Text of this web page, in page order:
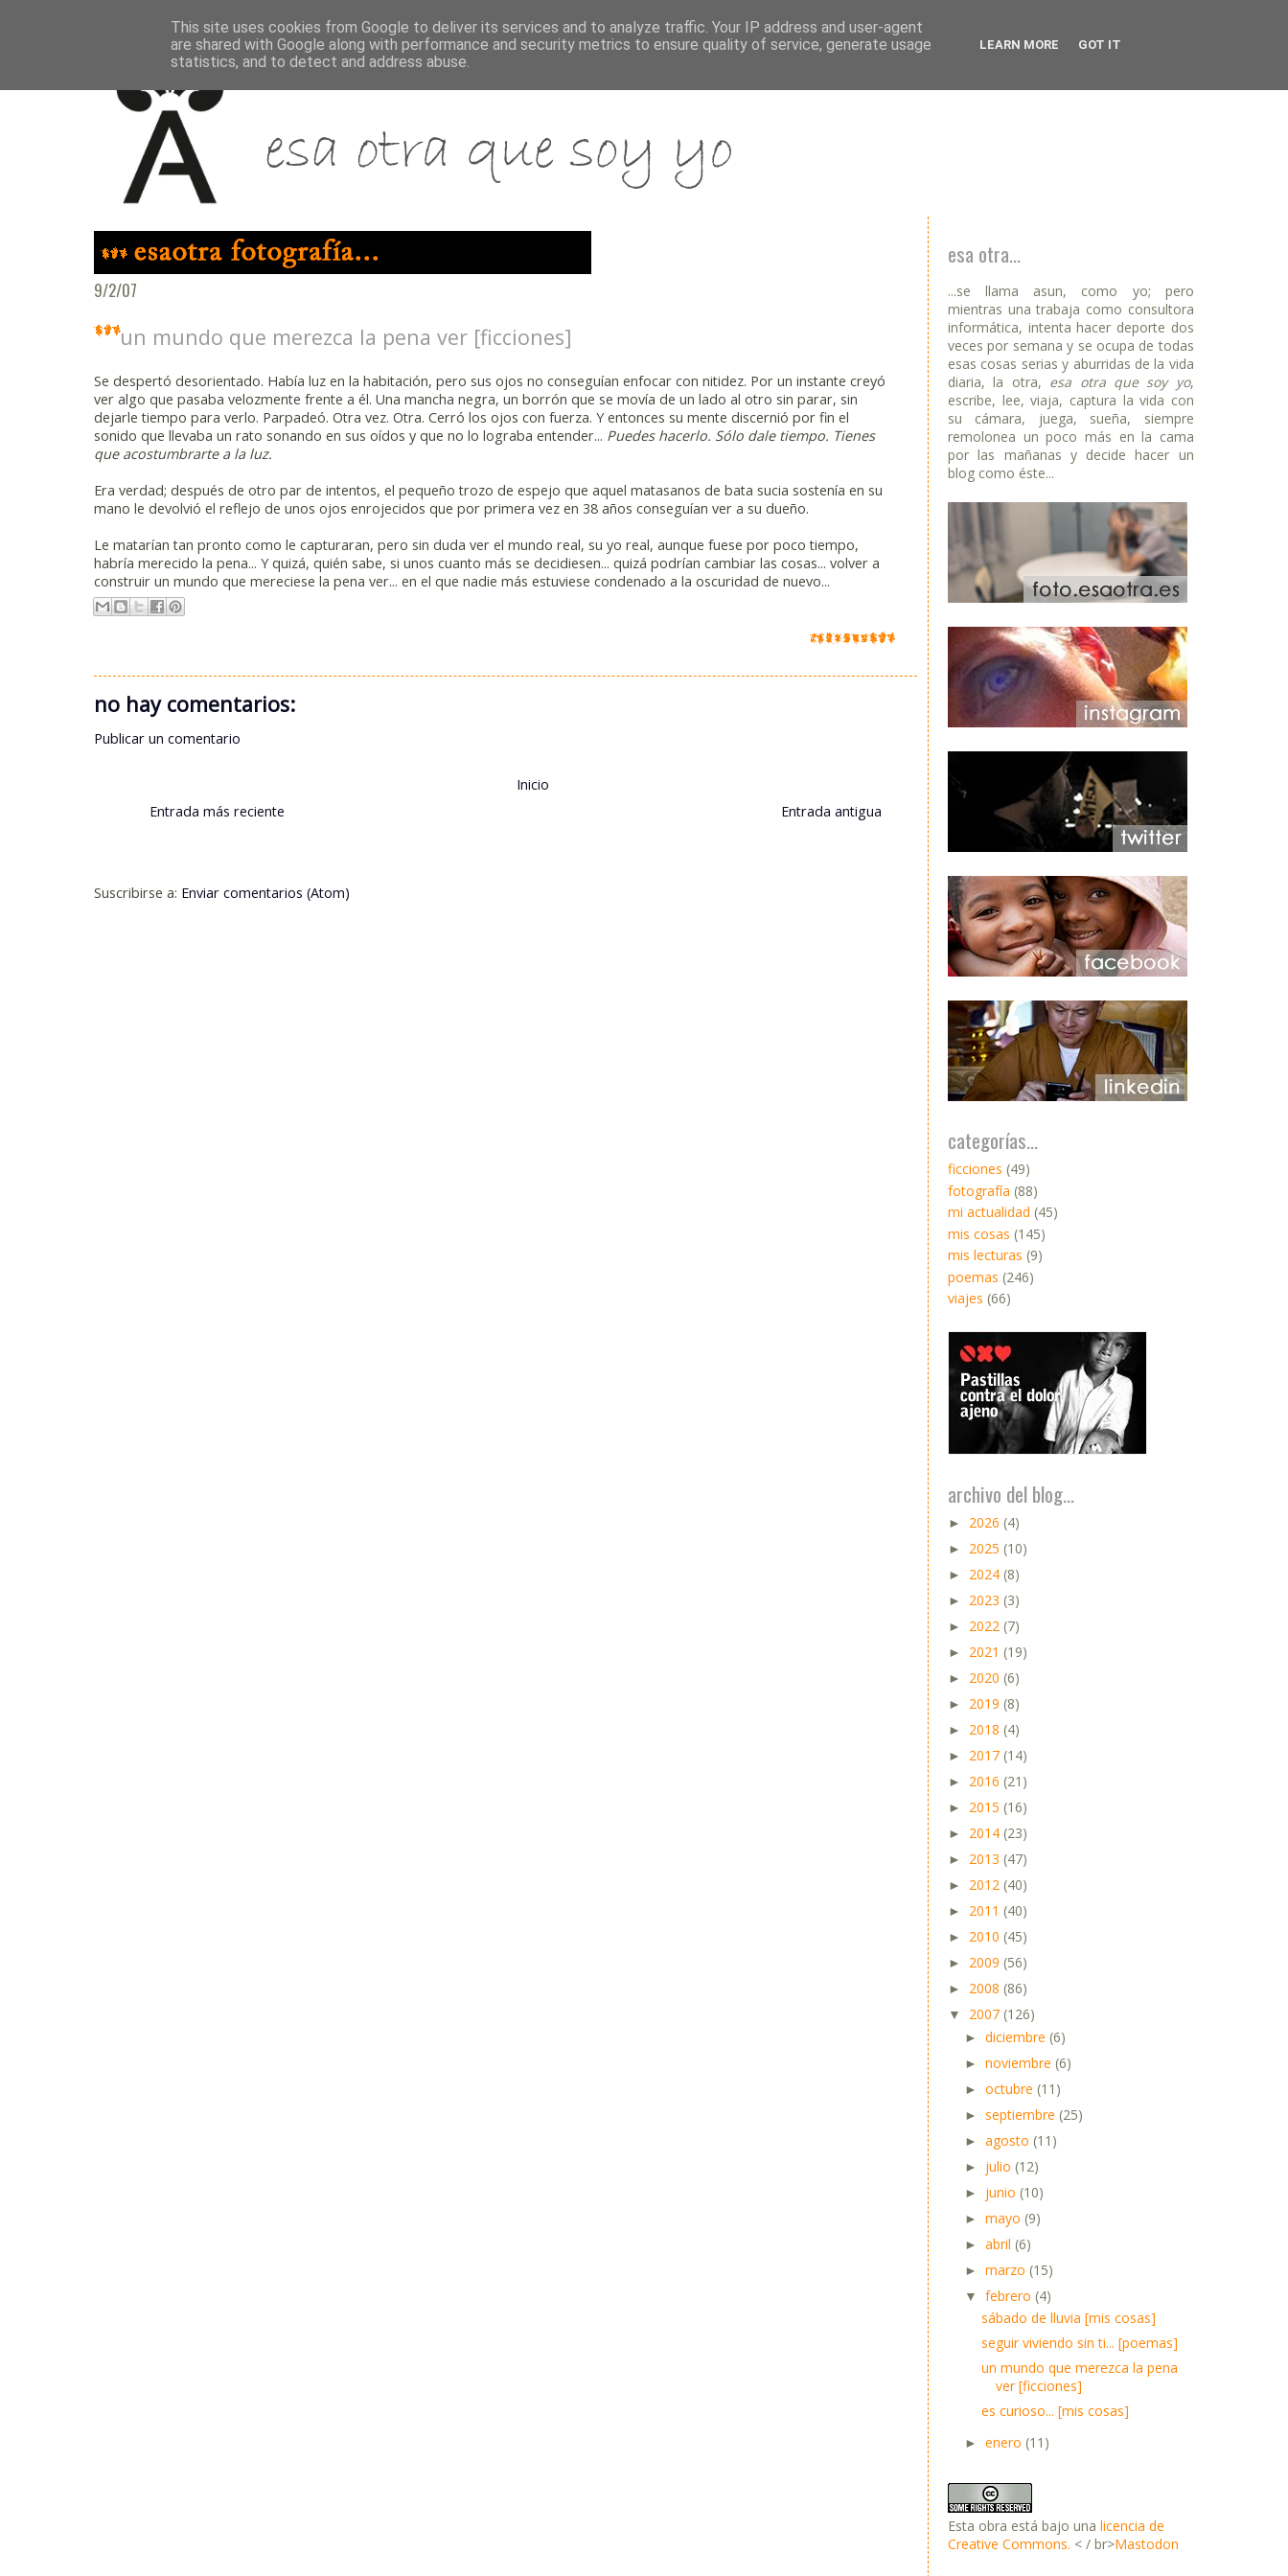
9/2/07
un mundo que merezca la pena ver [ficciones]
Se despertó desorientado. Había luz en la habitación, pero sus ojos no conseguían enfocar con nitidez. Por un instante creyó
ver algo que pasaba velozmente frente a él. Una mancha negra, un borrón que se movía de un lado al otro sin parar, sin
dejarle tiempo para verlo. Parpadeó. Otra vez. Otra. Cerró los ojos con fuerza. Y entonces su mente discernió por fin el
sonido que llevaba un rato sonando en sus oídos y que no lo lograba entender... Puedes hacerlo. Sólo dale tiempo. Tienes
que acostumbrarte a la luz.
Era verdad; después de otro par de intentos, el pequeño trozo de espejo que aquel matasanos de bata sucia sostenía en su
mano le devolvió el reflejo de unos ojos enrojecidos que por primera vez en 38 años conseguían ver a su dueño.
Le matarían tan pronto como le capturaran, pero sin duda ver el mundo real, su yo real, aunque fuese por poco tiempo,
habría merecido la pena... Y quizá, quién sabe, si unos cuanto más se decidiesen... quizá podrían cambiar las cosas... volver a
construir un mundo que mereciese la pena ver... en el que nadie más estuviese condenado a la oscuridad de nuevo...
no hay comentarios:
Publicar un comentario
Entrada más reciente Entrada antigua
Inicio
Suscribirse a: Enviar comentarios (Atom)
esa otra...
...se llama asun, como yo; pero
mientras una trabaja como consultora
informática, intenta hacer deporte dos
veces por semana y se ocupa de todas
esas cosas serias y aburridas de la vida
diaria, la otra, esa otra que soy yo,
escribe, lee, viaja, captura la vida con
su cámara, juega, sueña, siempre
remolonea un poco más en la cama
por las mañanas y decide hacer un
blog como éste...
categorías...
ficciones (49)
fotografía (88)
mi actualidad (45)
mis cosas (145)
mis lecturas (9)
poemas (246)
viajes (66)
archivo del blog...
► 2026 (4)
► 2025 (10)
► 2024 (8)
► 2023 (3)
► 2022 (7)
► 2021 (19)
► 2020 (6)
► 2019 (8)
► 2018 (4)
► 2017 (14)
► 2016 (21)
► 2015 (16)
► 2014 (23)
► 2013 (47)
► 2012 (40)
► 2011 (40)
► 2010 (45)
► 2009 (56)
► 2008 (86)
▼ 2007 (126)
► diciembre (6)
► noviembre (6)
► octubre (11)
► septiembre (25)
► agosto (11)
► julio (12)
► junio (10)
► mayo (9)
► abril (6)
► marzo (15)
▼ febrero (4)
sábado de lluvia [mis cosas]
seguir viviendo sin ti... [poemas]
un mundo que merezca la pena
ver [ficciones]
es curioso... [mis cosas]
► enero (11)
Esta obra está bajo una licencia de
Creative Commons. < / br>Mastodon
This site uses cookies from Google to deliver its services and to analyze traffic. Your IP address and user-agent
are shared with Google along with performance and security metrics to ensure quality of service, generate usage
statistics, and to detect and address abuse.
LEARN MORE GOT IT